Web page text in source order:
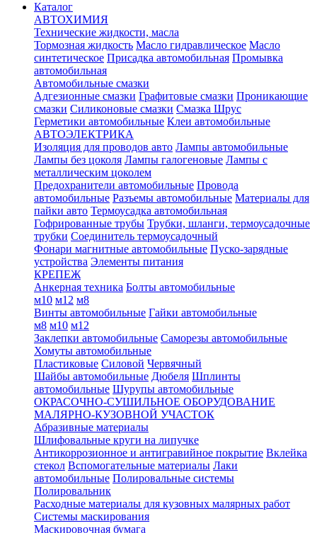
Каталог
АВТОХИМИЯ
Технические жидкости, масла
Тормозная жидкость Масло гидравлическое Масло
синтетическое Присадка автомобильная Промывка
автомобильная
Автомобильные смазки
Адгезионные смазки Графитовые смазки Проникающие
смазки Силиконовые смазки Смазка Шрус
Герметики автомобильные Клеи автомобильные
АВТОЭЛЕКТРИКА
Изоляция для проводов авто Лампы автомобильные
Лампы без цоколя Лампы галогеновые Лампы с
металлическим цоколем
Предохранители автомобильные Провода
автомобильные Разъемы автомобильные Материалы для
пайки авто Термоусадка автомобильная
Гофрированные трубы Трубки, шланги, термоусадочные
трубки Соединитель термоусадочный
Фонари магнитные автомобильные Пуско-зарядные
устройства Элементы питания
КРЕПЕЖ
Анкерная техника Болты автомобильные
м10 м12 м8
Винты автомобильные Гайки автомобильные
м8 м10 м12
Заклепки автомобильные Саморезы автомобильные
Хомуты автомобильные
Пластиковые Силовой Червячный
Шайбы автомобильные Дюбеля Шплинты
автомобильные Шурупы автомобильные
ОКРАСОЧНО-СУШИЛЬНОЕ ОБОРУДОВАНИЕ
МАЛЯРНО-КУЗОВНОЙ УЧАСТОК
Абразивные материалы
Шлифовальные круги на липучке
Антикоррозионное и антигравийное покрытие Вклейка
стекол Вспомогательные материалы Лаки
автомобильные Полировальные системы
Полировальник
Расходные материалы для кузовных малярных работ
Системы маскирования
Маскировочная бумага